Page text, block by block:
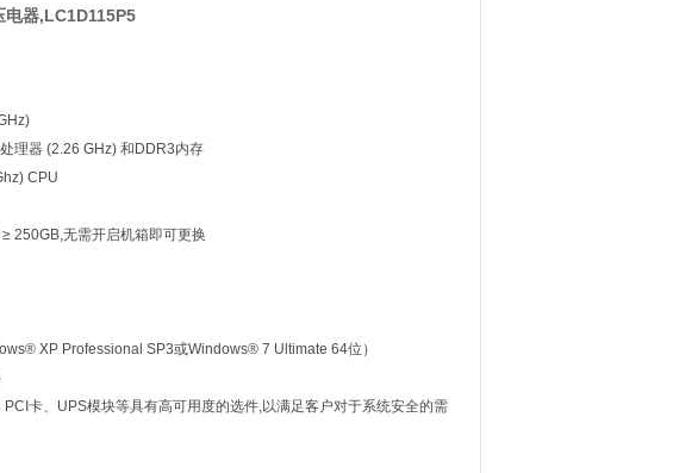
器,LC1D115P5
理器 (2.26 GHz) 和DDR3内存
CPU
250GB,无需开启机箱即可更换
XP Professional SP3或Windows® 7 Ultimate 64位）
卡、UPS模块等具有高可用度的选件,以满足客户对于系统安全的需